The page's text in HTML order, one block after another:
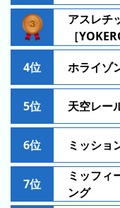
今
月
の
ラ
ン
キ
ン
先
月
の
アスレチ
［
4位 ホライゾ
5位 天空レー
6位 ミッショ
7位
ミッフィ
ング